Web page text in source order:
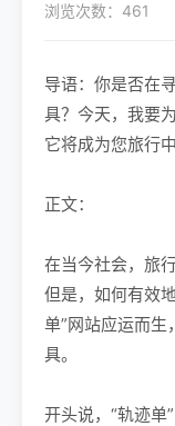
浏览次数：461
导语：你是否在
具？今天，我要
它将成为您旅行
正文：
在当今社会，旅
但是，如何有效
单”网站应运而生
具。
开头说，“轨迹单